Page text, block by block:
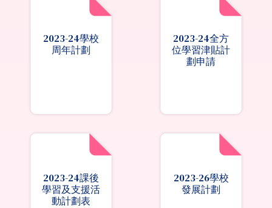
2023-24學校
周年計劃
2023-24全方
位學習津貼計
劃申請
2023-24課後
學習及支援活
動計劃表
2023-26學校
發展計劃